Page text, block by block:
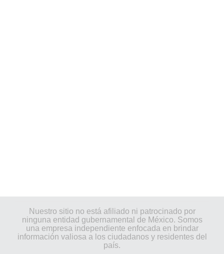
Nuestro sitio no está afiliado ni patrocinado por
ninguna entidad gubernamental de México. Somos
una empresa independiente enfocada en brindar
información valiosa a los ciudadanos y residentes del
país.